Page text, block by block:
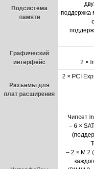
Подсистема
памяти
поддержка
Графический
интерфейс
2 ×
Разъёмы для
плат расширения
2 × PCI
Чипсет
– 6 ×
– 2 × M.2